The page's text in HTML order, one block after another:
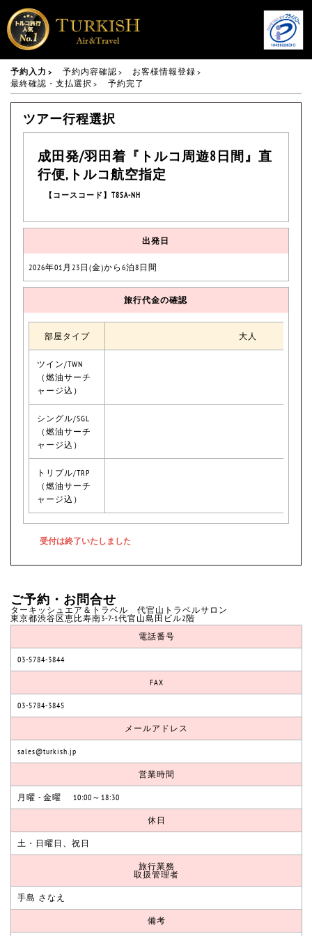
予約入力 予約内容確認
お客様情報登録
最終確認・支払選択
予約完了
ツアー行程選択
成田発/羽田着『トルコ周遊8日間』直
行便,トルコ航空指定
【コースコード】T8SA-NH
出発日
2026年01月23日(金)から6泊8日間
旅行代金の確認
部屋タイプ 大人
ツイン/TWN
（燃油サーチ
ャージ込）
シングル/SGL
（燃油サーチ
ャージ込）
トリプル/TRP
（燃油サーチ
ャージ込）
ご予約・お問合せ
ターキッシュエア＆トラベル 代官山トラベルサロン
東京都渋谷区恵比寿南3-7-1代官山島田ビル2階
電話番号
03-5784-3844
FAX
03-5784-3845
メールアドレス
sales@turkish.jp
営業時間
月曜 - 金曜 10:00～18:30
休日
土・日曜日、祝日
旅行業務
取扱管理者
手島 さなえ
備考